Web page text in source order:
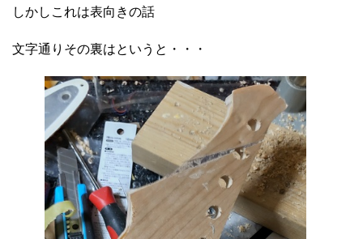
しかしこれは表向きの話
文字通りその裏はというと・・・